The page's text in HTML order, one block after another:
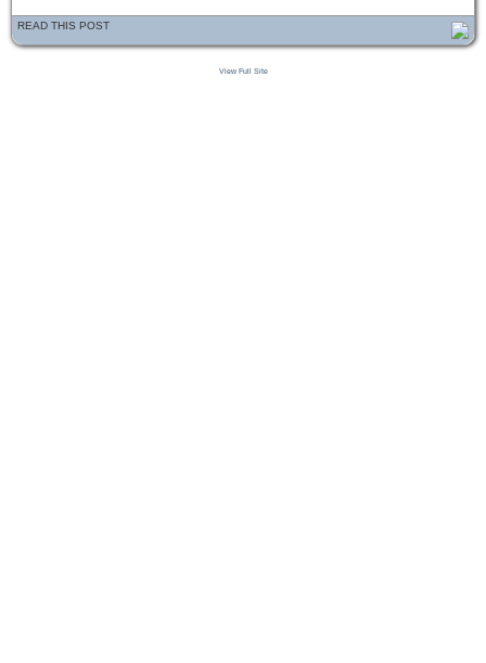
READ THIS POST
View Full Site